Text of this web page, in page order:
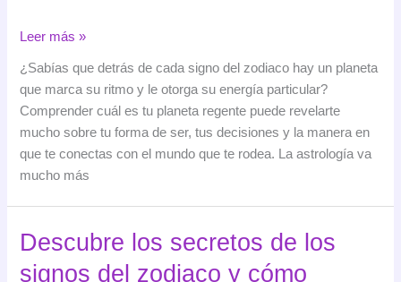
Planetas
Descubre
la
influencia
cada
en
vida
Leer más »
¿Sabías que detrás de cada signo del zodiaco hay un planeta
que marca su ritmo y le otorga su energía particular?
Comprender cuál es tu planeta regente puede revelarte
mucho sobre tu forma de ser, tus decisiones y la manera en
que te conectas con el mundo que te rodea. La astrología va
mucho más
Descubre los secretos de los
signos del zodiaco y cómo